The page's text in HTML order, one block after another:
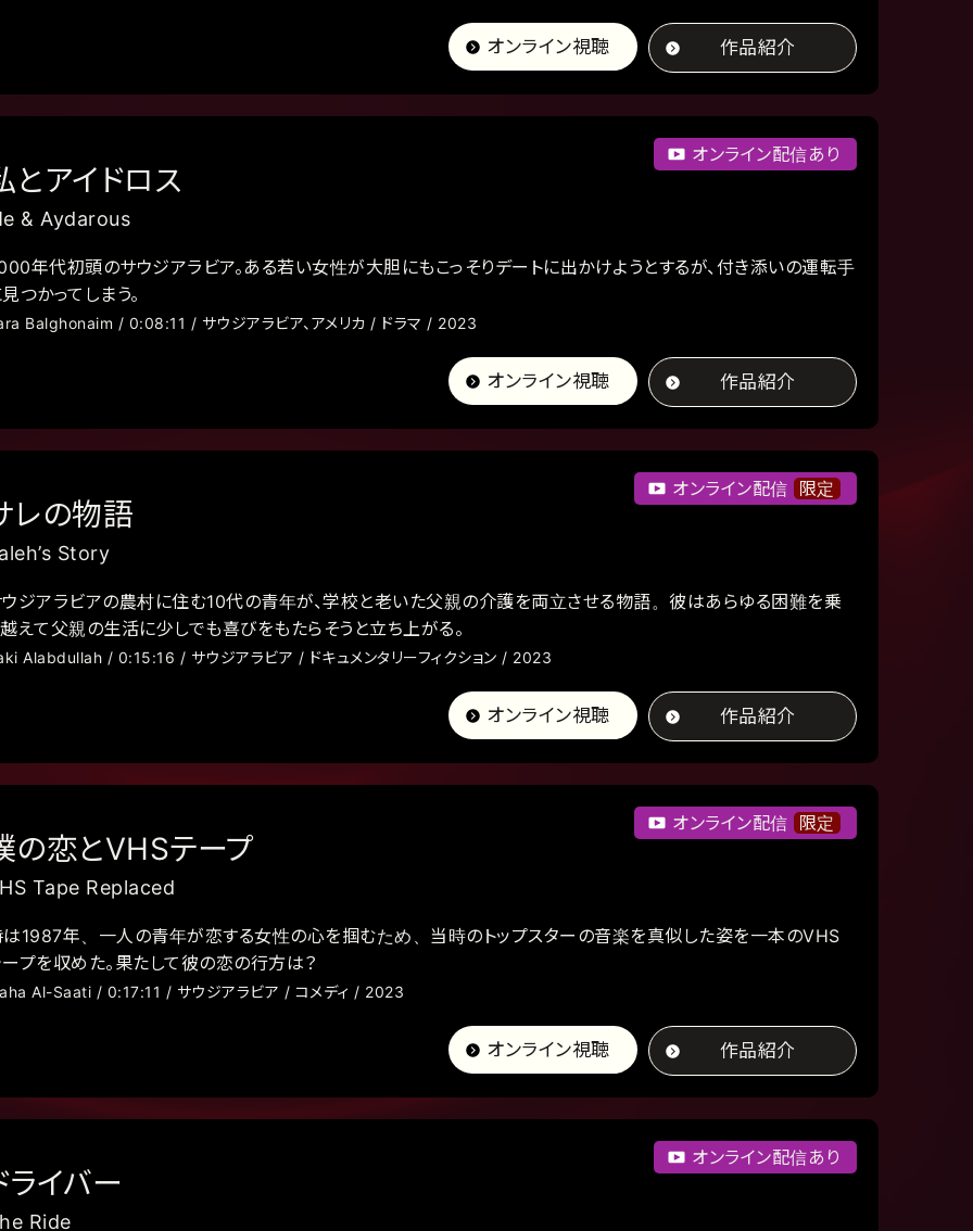
オンライン視聴 作品紹介
オンライン配信あり
とアイドロス
& Aydarous
年代初頭のサウジアラビア。ある若い女性が大胆にもこっそりデートに出かけようとするが、付き添いの運転手
つかってしまう。
Balghonaim / 0:08:11 / サウジアラビア、アメリカ / ドラマ / 2023
オンライン視聴 作品紹介
オンライン配信 限定
レの物語
Story
ジアラビアの農村に住む10代の青年が、学校と老いた父親の介護を両立させる物語。彼はあらゆる困難を乗
えて父親の生活に少しでも喜びをもたらそうと立ち上がる。
Alabdullah / 0:15:16 / サウジアラビア / ドキュメンタリーフィクション / 2023
オンライン視聴 作品紹介
オンライン配信 限定
の恋とVHSテープ
Tape Replaced
1987年、一人の青年が恋する女性の心を掴むため、当時のトップスターの音楽を真似した姿を一本のVHS
プを収めた。果たして彼の恋の行方は？
Al-Saati / 0:17:11 / サウジアラビア / コメディ / 2023
オンライン視聴 作品紹介
オンライン配信あり
ライバー
Ride